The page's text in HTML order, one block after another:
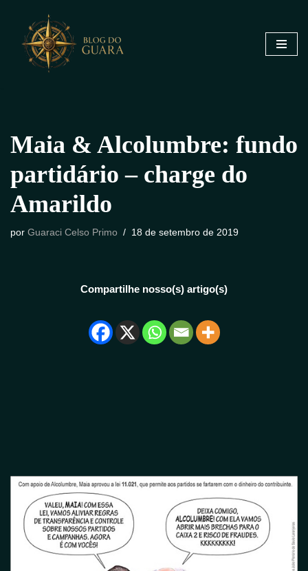
Pular
para
Maia & Alcolumbre: fundo
partidário – charge do
Amarildo
por Guaraci Celso Primo 18 de setembro de 2019
Compartilhe nosso(s) artigo(s)